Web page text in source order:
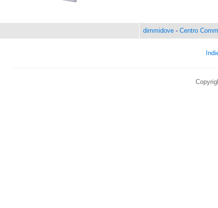
dimmidove- Centro